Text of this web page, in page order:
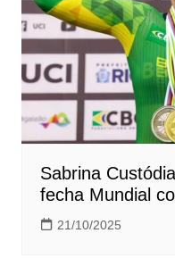
Sabrina
fecha Mundial
21/10/2025